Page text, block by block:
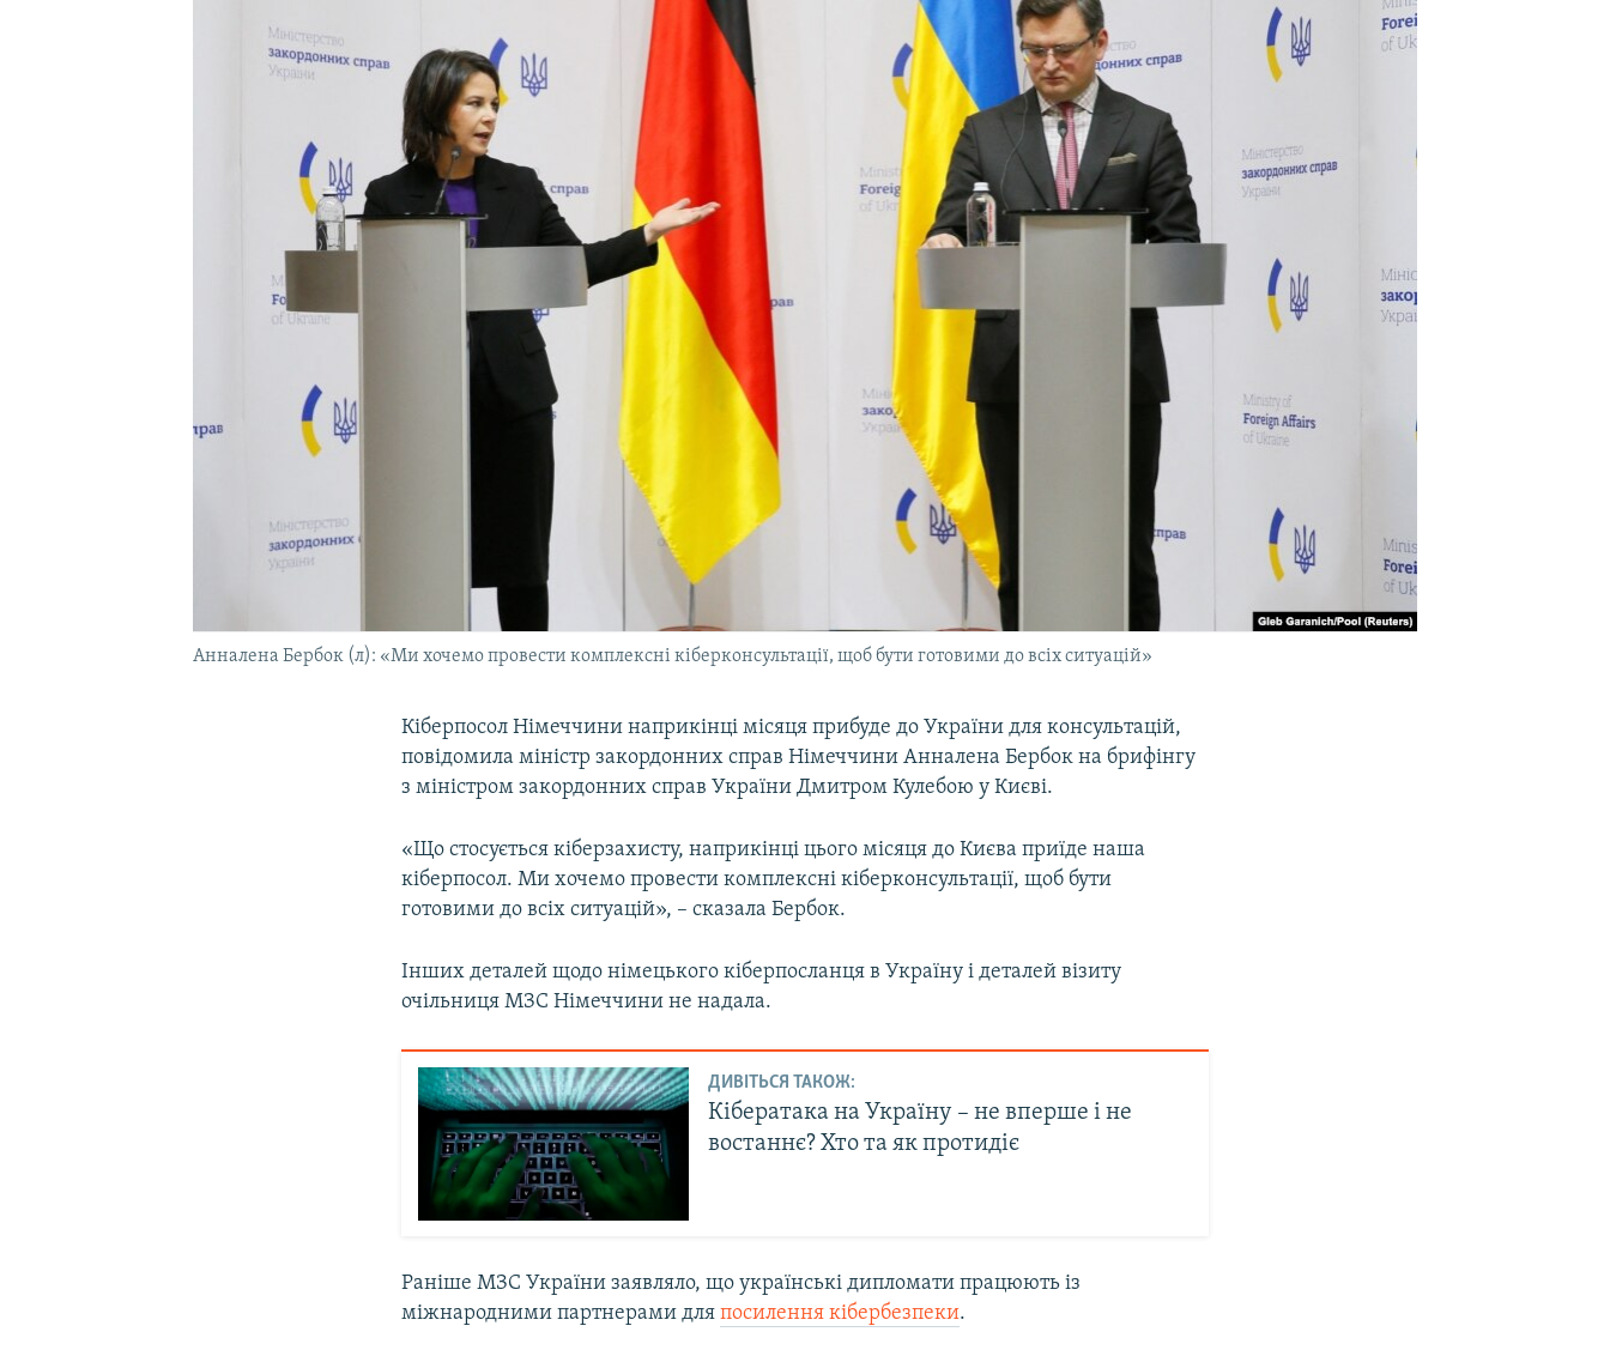
Анналена Бербок (л): «Ми хочемо провести комплексні кіберконсультації, щоб бути готовими до всіх ситуацій»
Кіберпосол Німеччини наприкінці місяця прибуде до України для консультацій,
повідомила міністр закордонних справ Німеччини Анналена Бербок на брифінгу
з міністром закордонних справ України Дмитром Кулебою у Києві.
«Що стосується кіберзахисту, наприкінці цього місяця до Києва приїде наша
кіберпосол. Ми хочемо провести комплексні кіберконсультації, щоб бути
готовими до всіх ситуацій», – сказала Бербок.
Інших деталей щодо німецького кіберпосланця в Україну і деталей візиту
очільниця МЗС Німеччини не надала.
ДИВІТЬСЯ ТАКОЖ:
Кібератака на Україну – не вперше і не
востаннє? Хто та як протидіє
Раніше МЗС України заявляло, що українські дипломати працюють із
міжнародними партнерами дляпосилення кібербезпеки.